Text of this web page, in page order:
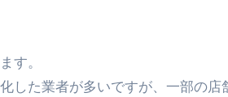
す。
した業者が多いですが、一部の店